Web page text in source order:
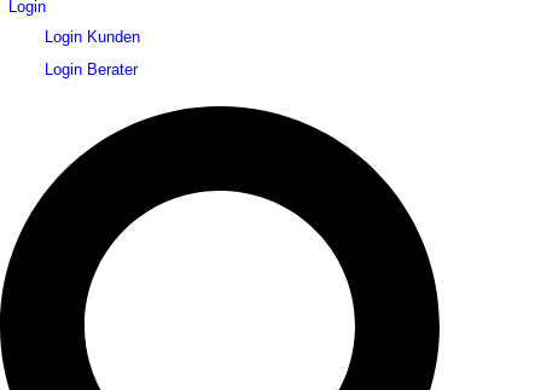
Login
Login Kunden
Login Berater